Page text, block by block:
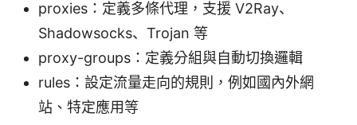
proxies：定義多條代理，支援 V2Ray、
Shadowsocks、Trojan 等
proxy-groups：定義分組與自動切換邏輯
rules：設定流量走向的規則，例如國內外網
站、特定應用等